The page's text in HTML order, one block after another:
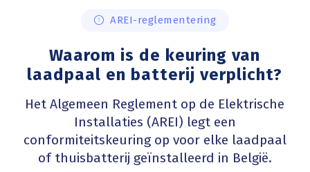
AREI-reglementering
Waarom is de keuring van
laadpaal en batterij verplicht?
Het Algemeen Reglement op de Elektrische
Installaties (AREI) legt een
conformiteitskeuring op voor elke laadpaal
of thuisbatterij geïnstalleerd in België.